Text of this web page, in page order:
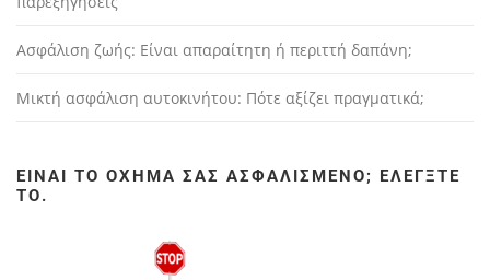
- Πληροφορίες σχετικές με τις αγορές σας, τις υπηρεσίες που
σας αριθμό, τη διεύθυνση του email σας και της πληροφορίες της
της δημοσίευσης στο διαδίκτυο, οι οποίες περιλαμβάνουν το
σας με εμάς μέσω email ή μέσω του ιστοτόπου, περιλαμβάνοντας
το περιεχόμενο επικοινωνίας και τα μεταδεδομένα (metadata).
αυτού του ατόμου σχετικά με την κοινοποίηση και την
επεξεργασία των προσωπικών πληροφοριών του, σύμφωνα με
Ασφάλιση ζωής: Είναι απαραίτητη ή περιττή δαπάνη;
Μικτή ασφάλιση αυτοκινήτου: Πότε αξίζει πραγματικά;
ΕΊΝΑΙ ΤΟ ΌΧΗΜΆ ΣΑΣ ΑΣΦΑΛΙΣΜΈΝΟ; ΕΛΈΓΞΤΕ
ΤΟ.